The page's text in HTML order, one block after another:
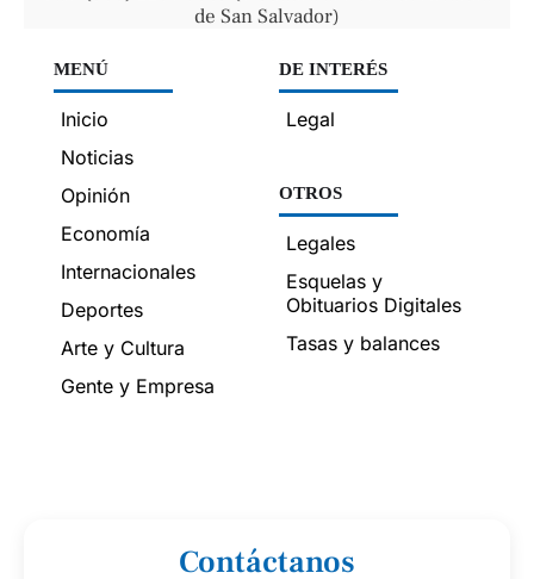
de San Salvador)
MENÚ
Inicio
Noticias
Opinión
Economía
Internacionales
Deportes
Arte y Cultura
Gente y Empresa
DE INTERÉS
Legal
OTROS
Legales
Esquelas y
Obituarios Digitales
Tasas y balances
Contáctanos